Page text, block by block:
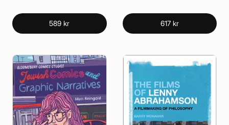
589 kr 617 kr